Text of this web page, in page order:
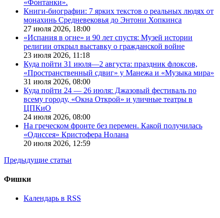
«Фонтанки».
Книги-биографии: 7 ярких текстов о реальных людях от
монахинь Средневековья до Энтони Хопкинса
27 июля 2026, 18:00
«Испания в огне» и 90 лет спустя: Музей истории
религии открыл выставку о гражданской войне
23 июля 2026, 11:18
Куда пойти 31 июля—2 августа: праздник флоксов,
«Пространственный сдвиг» у Манежа и «Музыка мира»
31 июля 2026, 08:00
Куда пойти 24 — 26 июля: Джазовый фестиваль по
всему городу, «Окна Открой» и уличные театры в
ЦПКиО
24 июля 2026, 08:00
На греческом фронте без перемен. Какой получилась
«Одиссея» Кристофера Нолана
20 июля 2026, 12:59
Предыдущие статьи
Фишки
Календарь в RSS